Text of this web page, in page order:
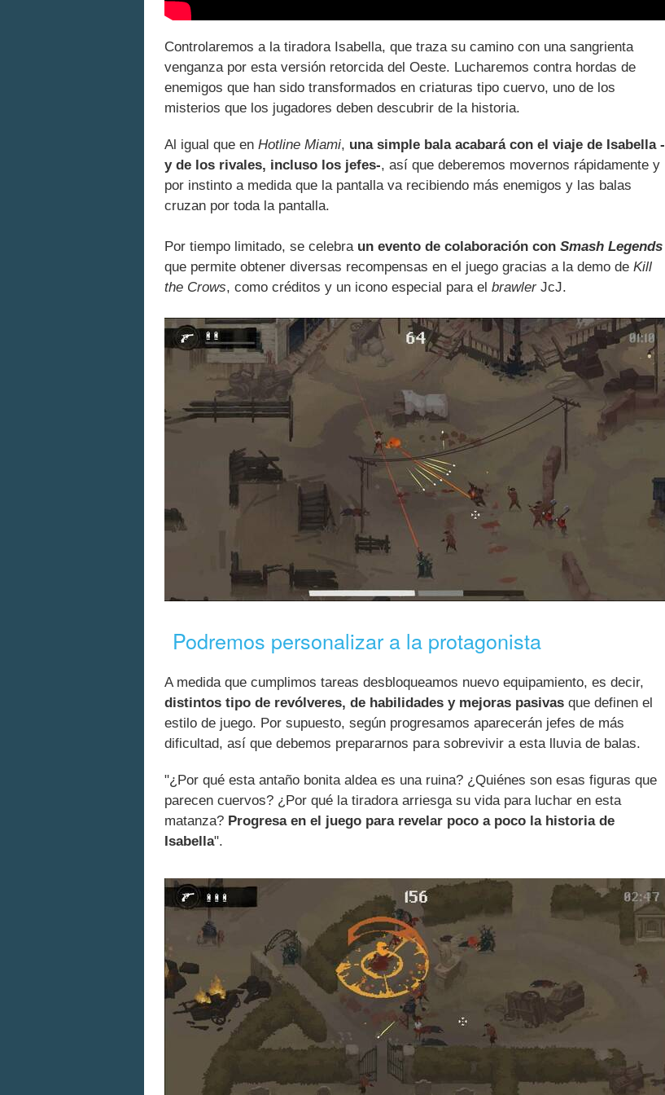
Controlaremos a la tiradora Isabella, que traza su camino con una sangrienta
venganza por esta versión retorcida del Oeste. Lucharemos contra hordas de
enemigos que han sido transformados en criaturas tipo cuervo, uno de los
misterios que los jugadores deben descubrir de la historia.
Al igual que en Hotline Miami, una simple bala acabará con el viaje de Isabella -
y de los rivales, incluso los jefes-, así que deberemos movernos rápidamente y
por instinto a medida que la pantalla va recibiendo más enemigos y las balas
cruzan por toda la pantalla.
Por tiempo limitado, se celebra un evento de colaboración con Smash Legends
que permite obtener diversas recompensas en el juego gracias a la demo de Kill
the Crows, como créditos y un icono especial para el brawlerJcJ.
Podremos personalizar a la protagonista
A medida que cumplimos tareas desbloqueamos nuevo equipamiento, es decir,
distintos tipo de revólveres, de habilidades y mejoras pasivas que definen el
estilo de juego. Por supuesto, según progresamos aparecerán jefes de más
dificultad, así que debemos prepararnos para sobrevivir a esta lluvia de balas.
"¿Por qué esta antaño bonita aldea es una ruina? ¿Quiénes son esas figuras que
parecen cuervos? ¿Por qué la tiradora arriesga su vida para luchar en esta
matanza? Progresa en el juego para revelar poco a poco la historia de
Isabella".